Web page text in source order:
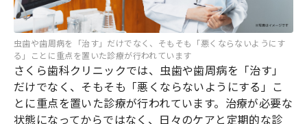
虫歯や歯周病を「治す」だけでなく、そもそも「悪くならないようにす
る」ことに重点を置いた診療が行われています
さくら歯科クリニックでは、虫歯や歯周病を「治す」
だけでなく、そもそも「悪くならないようにする」こ
とに重点を置いた診療が行われています。治療が必要な
状態になってからではなく、日々のケアと定期的な診